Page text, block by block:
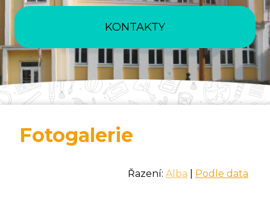
KONTAKTY
Fotogalerie
Řazení: Alba Podle data